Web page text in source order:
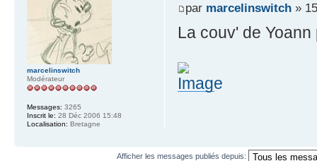
par marcelinswitch»
La couv' de
marcelinswitch
Modérateur
Messages: 3265
Inscrit le: 28 Déc 2006 15:48
Localisation: Bretagne
Afficher les messages publiés depuis: